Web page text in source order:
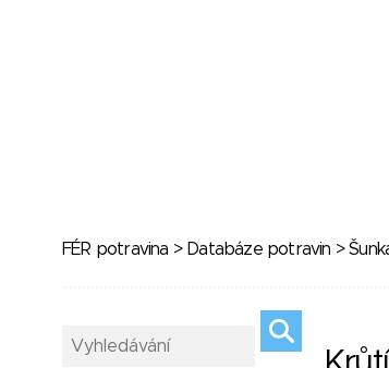
FÉR potravina > Databáze potravin >